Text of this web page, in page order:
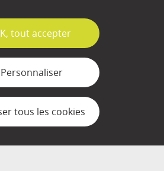
Plan du site
Mentions légales
des cookies
tout accepter
Personnaliser
tous les cookies